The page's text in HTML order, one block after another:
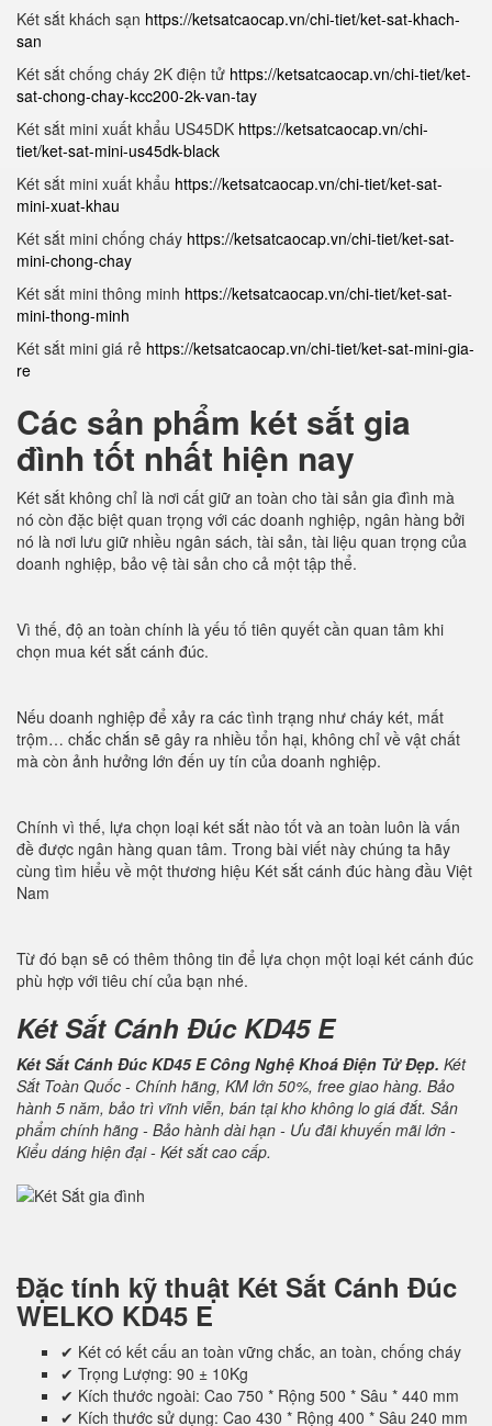
Két sắt khách sạn https://ketsatcaocap.vn/chi-tiet/ket-sat-khach-
san
Két sắt chống cháy 2K điện tử https://ketsatcaocap.vn/chi-tiet/ket-
sat-chong-chay-kcc200-2k-van-tay
Két sắt mini xuất khẩu US45DK https://ketsatcaocap.vn/chi-
tiet/ket-sat-mini-us45dk-black
Két sắt mini xuất khẩu https://ketsatcaocap.vn/chi-tiet/ket-sat-
mini-xuat-khau
Két sắt mini chống cháy https://ketsatcaocap.vn/chi-tiet/ket-sat-
mini-chong-chay
Két sắt mini thông minh https://ketsatcaocap.vn/chi-tiet/ket-sat-
mini-thong-minh
Két sắt mini giá rẻ https://ketsatcaocap.vn/chi-tiet/ket-sat-mini-gia-
re
Các sản phẩm két sắt gia
đình tốt nhất hiện nay
Két sắt không chỉ là nơi cất giữ an toàn cho tài sản gia đình mà
nó còn đặc biệt quan trọng với các doanh nghiệp, ngân hàng bởi
nó là nơi lưu giữ nhiều ngân sách, tài sản, tài liệu quan trọng của
doanh nghiệp, bảo vệ tài sản cho cả một tập thể.
Vì thế, độ an toàn chính là yếu tố tiên quyết cần quan tâm khi
chọn mua két sắt cánh đúc.
Nếu doanh nghiệp để xảy ra các tình trạng như cháy két, mất
trộm… chắc chắn sẽ gây ra nhiều tổn hại, không chỉ về vật chất
mà còn ảnh hưởng lớn đến uy tín của doanh nghiệp.
Chính vì thế, lựa chọn loại két sắt nào tốt và an toàn luôn là vấn
đề được ngân hàng quan tâm. Trong bài viết này chúng ta hãy
cùng tìm hiểu về một thương hiệu Két sắt cánh đúc hàng đầu Việt
Nam
Từ đó bạn sẽ có thêm thông tin để lựa chọn một loại két cánh đúc
phù hợp với tiêu chí của bạn nhé.
Két Sắt Cánh Đúc KD45 E
Két Sắt Cánh Đúc KD45 E Công Nghệ Khoá Điện Tử Đẹp. Két
Sắt Toàn Quốc - Chính hãng, KM lớn 50%, free giao hàng. Bảo
hành 5 năm, bảo trì vĩnh viễn, bán tại kho không lo giá đắt. Sản
phẩm chính hãng - Bảo hành dài hạn - Ưu đãi khuyến mãi lớn -
Kiểu dáng hiện đại - Két sắt cao cấp.
Đặc tính kỹ thuật Két Sắt Cánh Đúc
WELKO KD45 E
✔ Két có kết cấu an toàn vững chắc, an toàn, chống cháy
✔ Trọng Lượng: 90 ± 10Kg
✔ Kích thước ngoài: Cao 750 * Rộng 500 * Sâu * 440 mm
✔ Kích thước sử dụng: Cao 430 * Rộng 400 * Sâu 240 mm